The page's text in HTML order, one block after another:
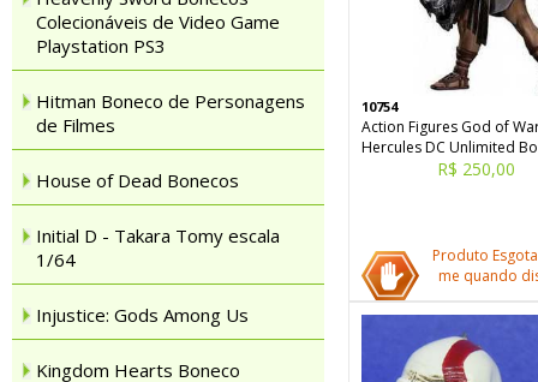
Colecionáveis de Video Game
Playstation PS3
Hitman Boneco de Personagens
de Filmes
House of Dead Bonecos
Initial D - Takara Tomy escala
1/64
Injustice: Gods Among Us
Kingdom Hearts Boneco
10754
Action Figures God of
Hercules DC Unlimited
R$ 250,00
Produto
me quando